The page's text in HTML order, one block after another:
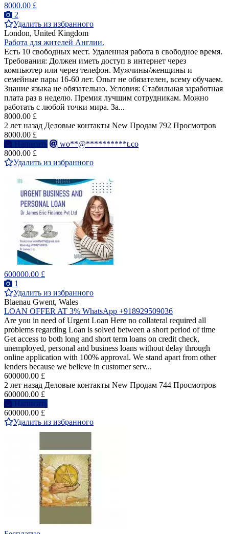
8000.00 £
2
Удалить из избранного
London, United Kingdom
Работа для жителей Англии.
Есть 10 свободных мест. Удаленная работа в свободное время.
Требования: Должен иметь доступ в интернет через
компьютер или через телефон. Мужчины/женщины и
семейные пары 16-60 лет. Опыт не обязателен, всему обучаем.
Знание языка не обязательно. Условия: Стабильная заработная
плата раз в неделю. Премия лучшим сотрудникам. Можно
работать с любой точки мира. За...
8000.00 £
2 лет назад Деловые контакты New Продам 792 Просмотров
8000.00 £
Написать
wo**@**********t.co
8000.00 £
Удалить из избранного
600000.00 £
1
Удалить из избранного
Blaenau Gwent, Wales
LOAN OFFER AT 3% WhatsApp +918929509036
Are you in need of Urgent Loan Here no collateral required all
problems regarding Loan is solved between a short period of time
Get access to both long and short term loans on credit check,
unemployed, personal and business loans without delay through
online application with 100% approval. We stand apart from other
lenders because we believe in customer serv...
600000.00 £
2 лет назад Деловые контакты New Продам 744 Просмотров
600000.00 £
Написать
600000.00 £
Удалить из избранного